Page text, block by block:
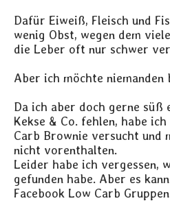
Dafür Eiweiß, Fleisch und
wenig Obst, wegen dem
die Leber oft nur schwer
Aber ich möchte niemanden
Da ich aber doch gerne süß
Kekse & Co. fehlen, habe
Carb Brownie versucht und
nicht vorenthalten.
Leider habe ich vergessen,
gefunden habe. Aber es
Facebook Low Carb